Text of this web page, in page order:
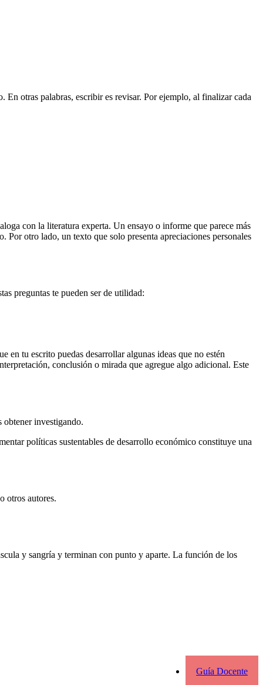
Guía Docente
En otras palabras, escribir es revisar. Por ejemplo, al finalizar cada
con la literatura experta. Un ensayo o informe que parece más
Por otro lado, un texto que solo presenta apreciaciones personales
preguntas te pueden ser de utilidad:
en tu escrito puedas desarrollar algunas ideas que no estén
conclusión o mirada que agregue algo adicional. Este
obtener investigando.
políticas sustentables de desarrollo económico constituye una
otros autores.
y sangría y terminan con punto y aparte. La función de los